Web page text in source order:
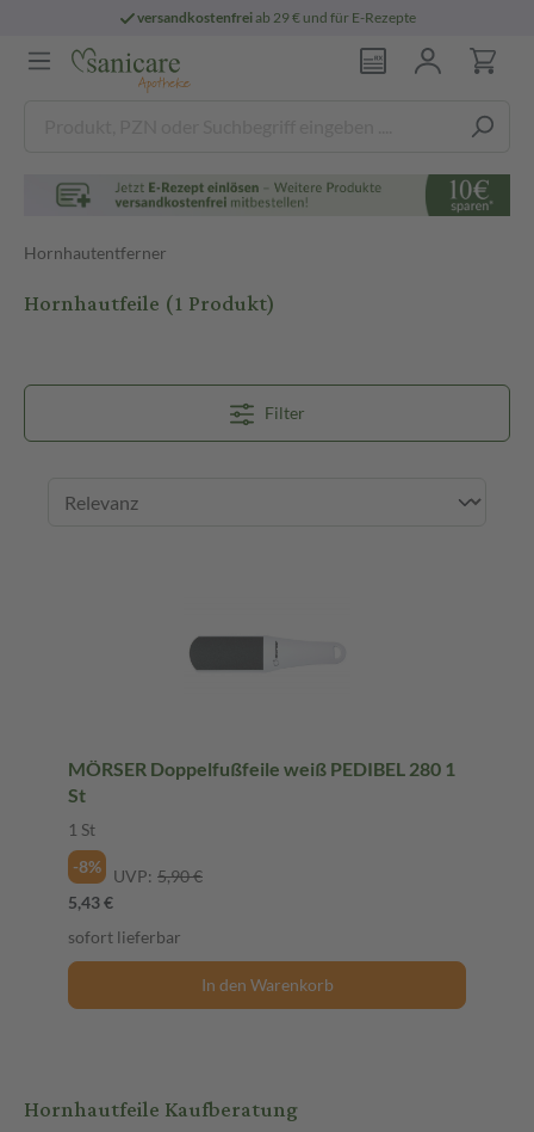
versandkostenfreiab 29 € und für E-Rezepte
Hornhautentferner
Hornhautfeile (1 Produkt)
Hornhautfeile Kaufberatung
Filter
MÖRSER Doppelfußfeile weiß PEDIBEL 280 1
St
1 St
-8%
UVP: 5,90 €
5,43 €
sofort lieferbar
In den Warenkorb